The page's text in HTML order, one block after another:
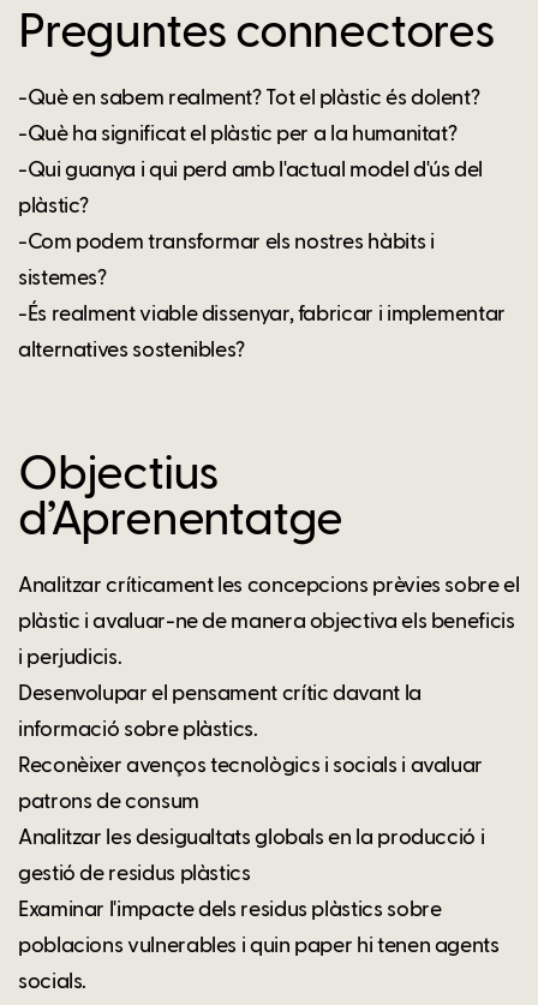
Preguntes connectores
-Què en sabem realment? Tot el plàstic és dolent?
-Què ha significat el plàstic per a la humanitat?
-Qui guanya i qui perd amb l'actual model d'ús del
plàstic?
-Com podem transformar els nostres hàbits i
sistemes?
-És realment viable dissenyar, fabricar i implementar
alternatives sostenibles?
Objectius
d’Aprenentatge
Analitzar críticament les concepcions prèvies sobre el
plàstic i avaluar-ne de manera objectiva els beneficis
i perjudicis.
Desenvolupar el pensament crític davant la
informació sobre plàstics.
Reconèixer avenços tecnològics i socials i avaluar
patrons de consum
Analitzar les desigualtats globals en la producció i
gestió de residus plàstics
Examinar l'impacte dels residus plàstics sobre
poblacions vulnerables i quin paper hi tenen agents
socials.